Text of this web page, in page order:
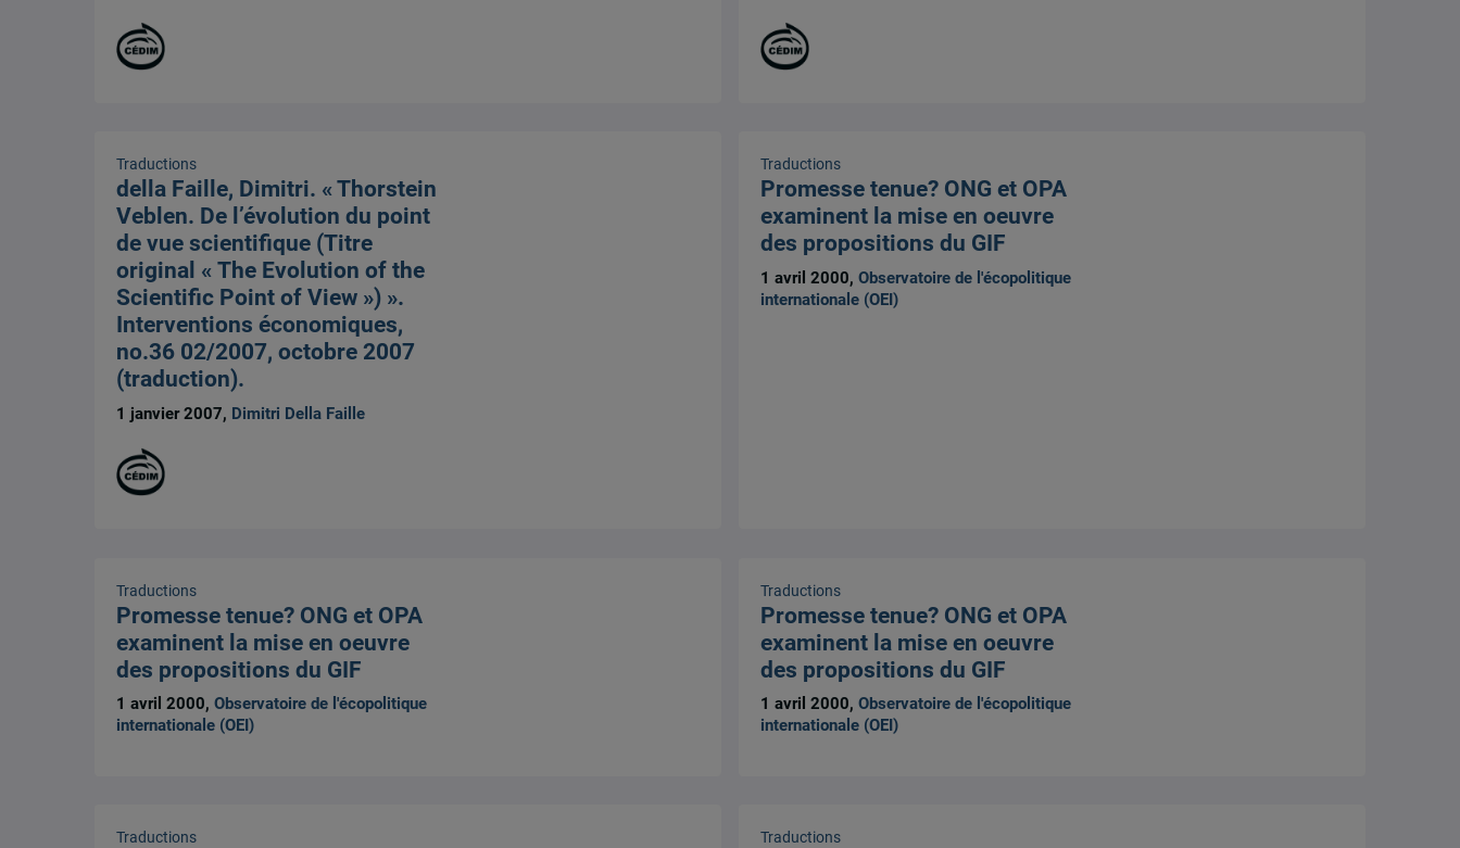
Traductions
della Faille, Dimitri. « Thorstein
Veblen. De l’évolution du point
de vue scientifique (Titre
original « The Evolution of the
Scientific Point of View ») ».
Interventions économiques,
no.36 02/2007, octobre 2007
(traduction).
1 janvier 2007, Dimitri Della Faille
Traductions
Promesse tenue? ONG et OPA
examinent la mise en oeuvre
des propositions du GIF
1 avril 2000, Observatoire de l'écopolitique
internationale (OEI)
Traductions
Promesse tenue? ONG et OPA
examinent la mise en oeuvre
des propositions du GIF
1 avril 2000,Observatoire de l'écopolitique
internationale (OEI)
Traductions
Promesse tenue? ONG et OPA
examinent la mise en oeuvre
des propositions du GIF
1 avril 2000, Observatoire de l'écopolitique
internationale (OEI)
Traductions Traductions